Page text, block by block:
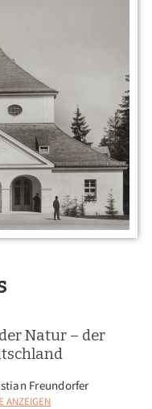
Natur – der
Freundorfer
ANZEIGEN